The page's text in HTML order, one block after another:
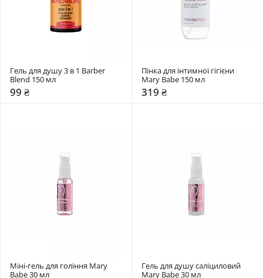
Гель для душу 3 в 1 Barber
Blend 150 мл
99 ₴
Пінка для інтимної гігієни
Mary Babe 150 мл
319 ₴
Міні-гель для гоління Mary
Babe 30 мл
Гель для душу саліциловий
Mary Babe 30 мл